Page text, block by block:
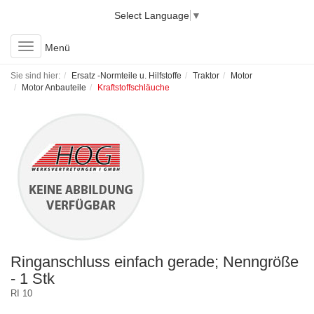
Select Language ▼
Toggle
navigation
Menü
Sie sind hier: Ersatz -Normteile u. Hilfstoffe Traktor
Motor
Motor Anbauteile
Kraftstoffschläuche
Ringanschluss einfach gerade; Nenngröße
- 1 Stk
RI 10